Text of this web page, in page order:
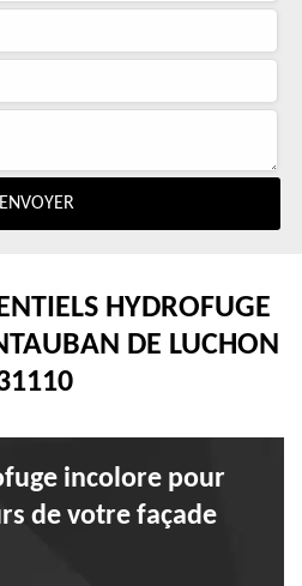
HYDROFUGE
DE LUCHON
incolore pour
de votre façade